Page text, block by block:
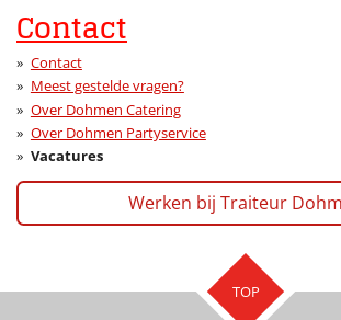
Contact
Contact
Meest gestelde vragen?
Over Dohmen Catering
Over Dohmen Partyservice
Vacatures
Werken bij Traiteur
TOP